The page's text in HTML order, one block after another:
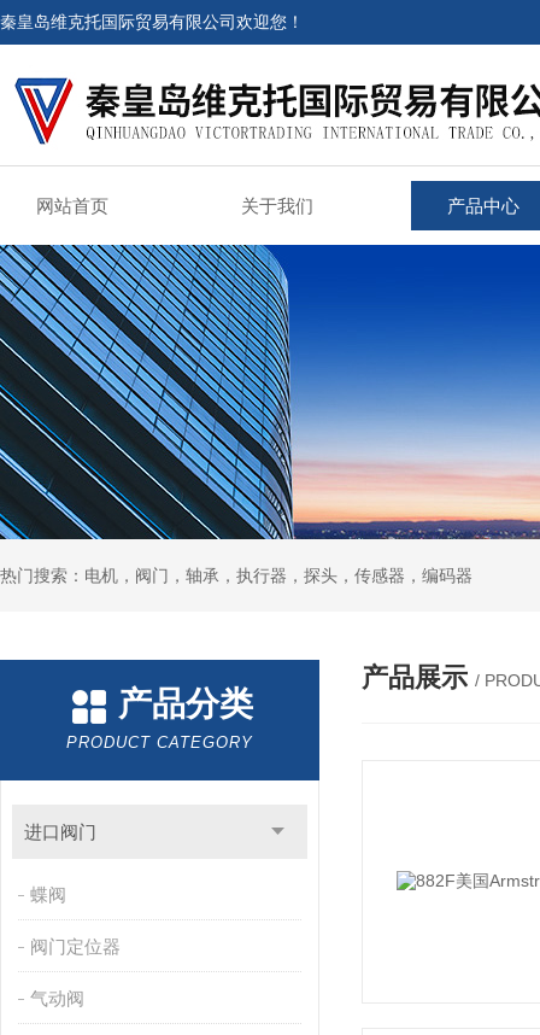
秦皇岛维克托国际贸易有限公司欢迎您！
网站首页 关于我们 产品中心
热门搜索：电机，阀门，轴承，执行器，探头，传感器，编码器
产品分类
PRODUCT CATEGORY
进口阀门
蝶阀
阀门定位器
气动阀
产品展示 /